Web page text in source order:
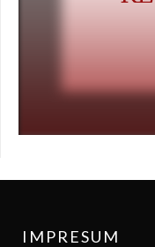
IMPRESUM